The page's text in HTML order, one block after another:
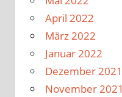
April 2022
März 2022
Januar 2022
Dezember 2021
November 2021